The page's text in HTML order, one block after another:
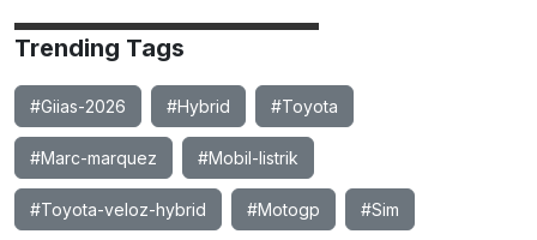
Trending Tags
#Giias-2026 #Hybrid #Toyota
#Marc-marquez #Mobil-listrik
#Toyota-veloz-hybrid #Motogp #Sim